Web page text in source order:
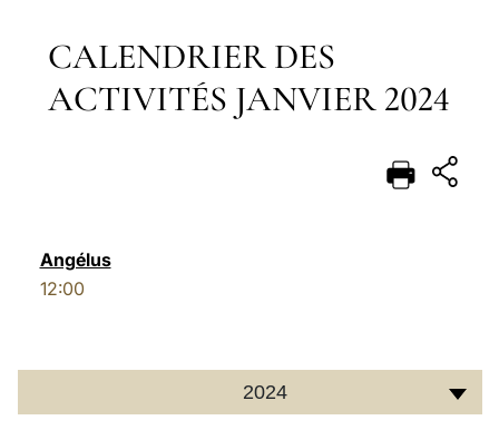
DEUTSCH
CALENDRIER DES
ACTIVITÉS JANVIER 2024
Angélus
12:00
2024